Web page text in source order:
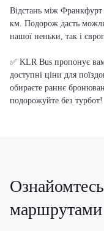
Відстань між
км. Подорож дасть
нашої неньки, так і
✅ KLR Bus пропонує
доступні ціни для
обираєте раннє
подорожуйте без турбот!
маршрутами